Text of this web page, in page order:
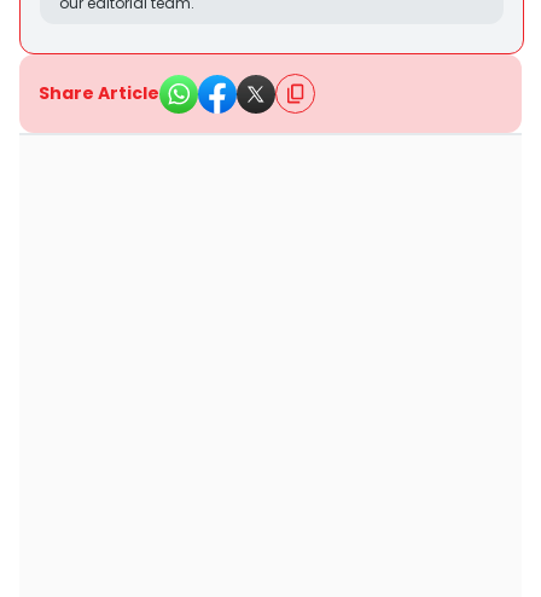
Share Article